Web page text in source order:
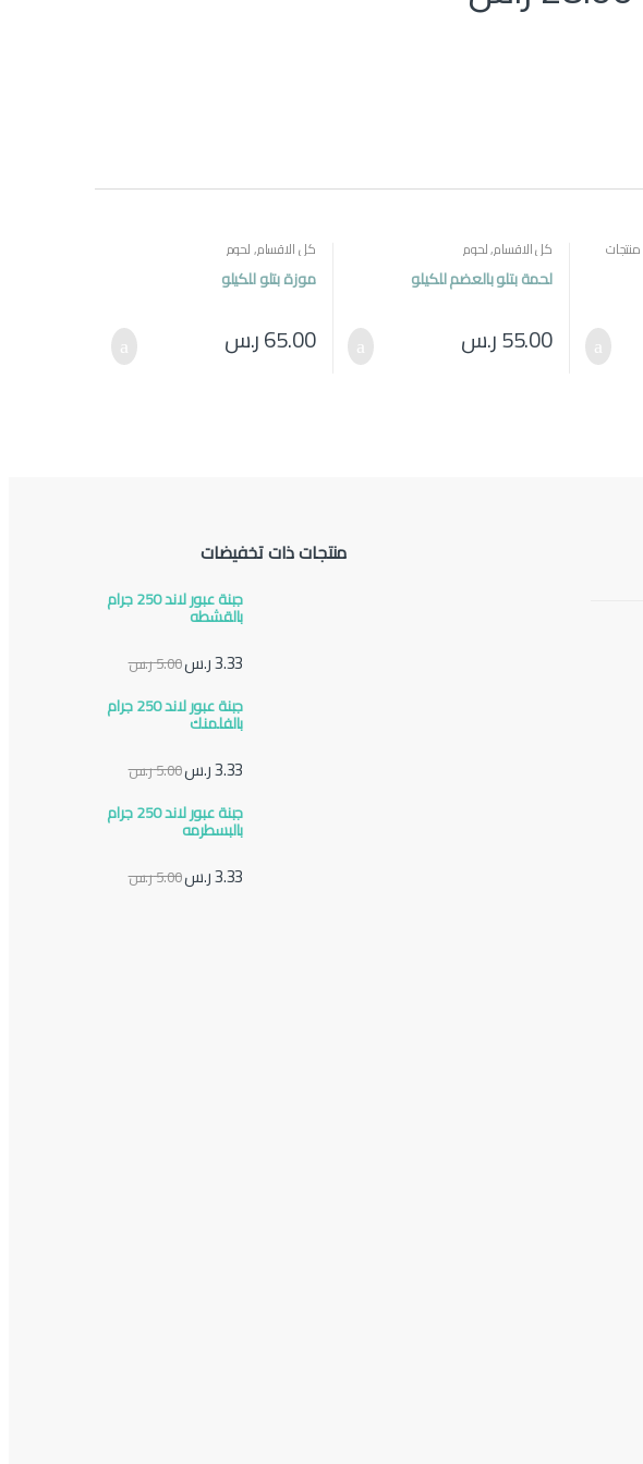
منتجات كل الاقسام,لحوم
لحمة بتلو بالعضم للكيلو
55.00ر.س
كل الاقسام,لحوم
موزة بتلو للكيلو
65.00ر.س
منتجات ذات تخفيضات
جبنة عبور لاند 250 جرام
بالقشطه
3.33ر.س5.00ر.س
جبنة عبور لاند 250 جرام
بالفلمنك
3.33ر.س5.00ر.س
جبنة عبور لاند 250 جرام
بالبسطرمه
3.33ر.س5.00ر.س